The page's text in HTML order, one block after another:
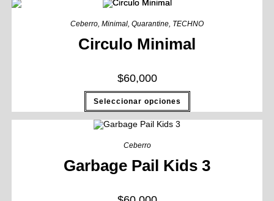
Ceberro, Minimal, Quarantine, TECHNO
Circulo Minimal
$60,000
Seleccionar opciones
Ceberro
Garbage Pail Kids 3